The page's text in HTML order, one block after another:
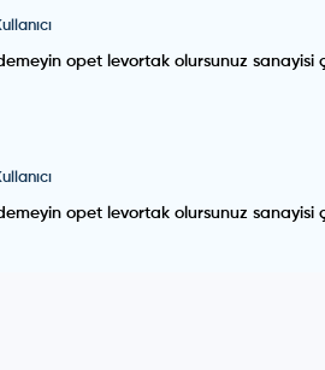
opet levortak olursunuz sanayisi
opet levortak olursunuz sanayisi